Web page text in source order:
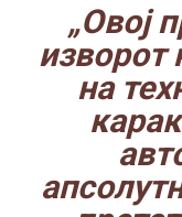
„Овој
изворот
на